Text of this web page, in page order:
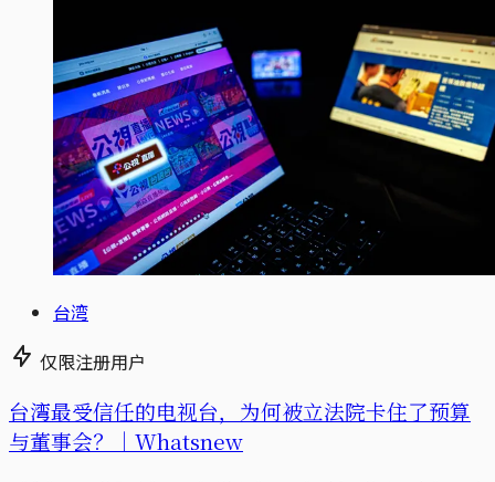
台湾
仅限注册用户
台湾最受信任的电视台，为何被立法院卡住了预算
与董事会？｜Whatsnew